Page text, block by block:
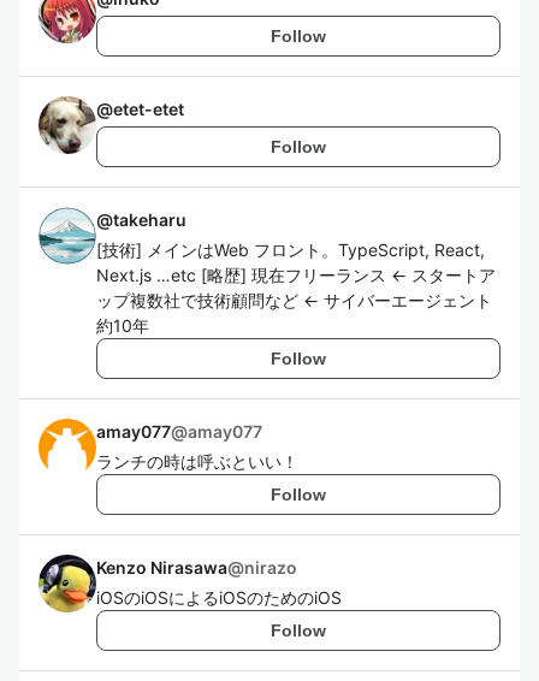
Follow
@etet-etet
Follow
@takeharu
[技術] メインはWeb フロント。TypeScript, React,
Next.js …etc [略歴] 現在フリーランス ← スタートア
ップ複数社で技術顧問など ← サイバーエージェント
約10年
Follow
amay077@amay077
ランチの時は呼ぶといい！
Follow
Kenzo Nirasawa@nirazo
iOSのiOSによるiOSのためのiOS
Follow